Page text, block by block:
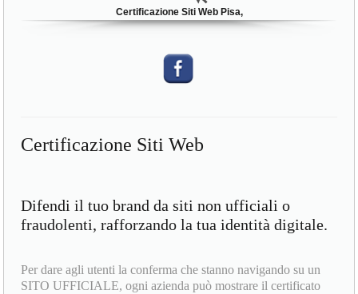
Certificazione Siti Web Pisa,
Certificazione Siti Web
Difendi il tuo brand da siti non ufficiali o
fraudolenti, rafforzando la tua identità digitale.
Per dare agli utenti la conferma che stanno navigando su un
SITO UFFICIALE, ogni azienda può mostrare il certificato